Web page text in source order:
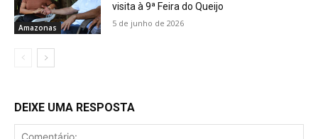
Amazonas
visita à 9ª Feira do Queijo
5 de junho de 2026
DEIXE UMA RESPOSTA